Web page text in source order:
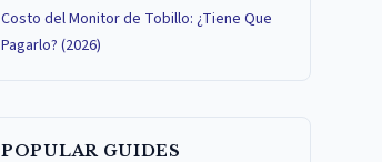
Costo del Monitor de Tobillo: ¿Tiene Que
Pagarlo? (2026)
POPULAR GUIDES